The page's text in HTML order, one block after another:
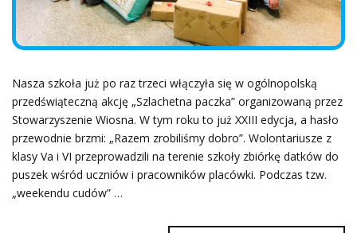
Nasza szkoła już po raz trzeci włączyła się w ogólnopolską
przedświąteczną akcję „Szlachetna paczka” organizowaną przez
Stowarzyszenie Wiosna. W tym roku to już XXIII edycja, a hasło
przewodnie brzmi: „Razem zrobiliśmy dobro”. Wolontariusze z
klasy Va i VI przeprowadzili na terenie szkoły zbiórkę datków do
puszek wśród uczniów i pracowników placówki. Podczas tzw.
„weekendu cudów” …